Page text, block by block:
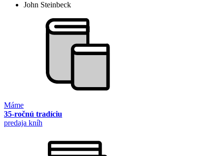
John Steinbeck
Máme
35-ročnú tradíciu
predaja kníh